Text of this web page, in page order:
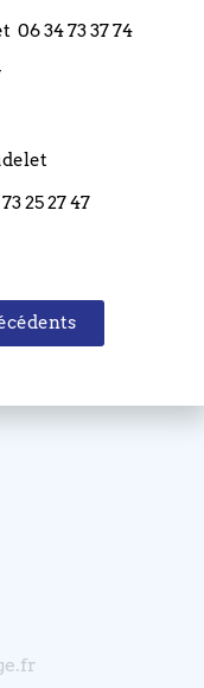
2025
suivant
06 34 73 37 74
25 27 47